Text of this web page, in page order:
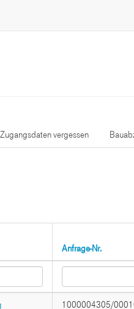
Zugangsdaten vergessen
Anfrage-Nr.
1000004305/